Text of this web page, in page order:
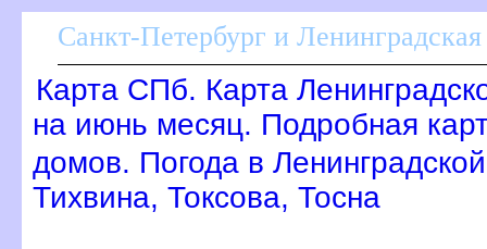
Санкт-Петербург и Ленинградская
Карта СПб. Карта
на июнь месяц. Подробная
домов. Погода в
Тихвина, Токсова, Тосна